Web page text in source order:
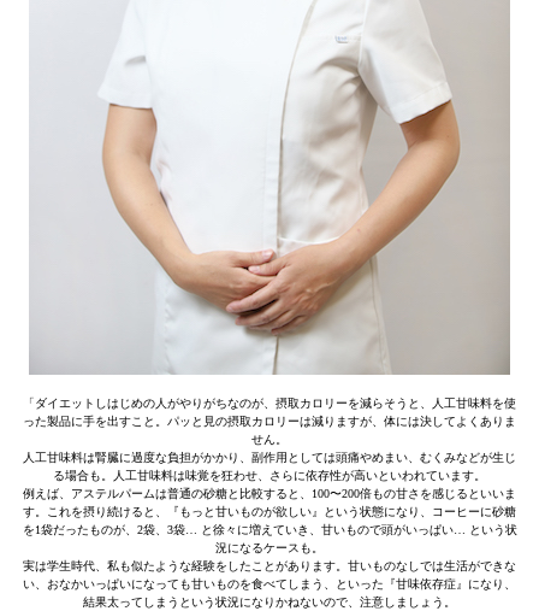
「ダイエットしはじめの人がやりがちなのが、摂取カロリーを減らそうと、人工甘味料を使
った製品に手を出すこと。パッと見の摂取カロリーは減りますが、体には決してよくありま
せん。
人工甘味料は腎臓に過度な負担がかかり、副作用としては頭痛やめまい、むくみなどが生じ
る場合も。人工甘味料は味覚を狂わせ、さらに依存性が高いといわれています。
例えば、アステルパームは普通の砂糖と比較すると、100〜200倍もの甘さを感じるといいま
す。これを摂り続けると、『もっと甘いものが欲しい』という状態になり、コーヒーに砂糖
を1袋だったものが、2袋、3袋… と徐々に増えていき、甘いもので頭がいっぱい… という状
況になるケースも。
実は学生時代、私も似たような経験をしたことがあります。甘いものなしでは生活ができな
い、おなかいっぱいになっても甘いものを食べてしまう、といった『甘味依存症』になり、
結果太ってしまうという状況になりかねないので、注意しましょう。